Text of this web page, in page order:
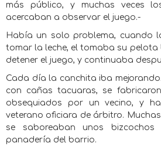
más público, y muchas veces
acercaban a observar el juego.-
Había un solo problema, cuando
tomar la leche, el tomaba su pelota
detener el juego, y continuaba
Cada día la canchita iba
con cañas tacuaras, se
obsequiados por un vecino, y
veterano oficiara de árbitro.
se saboreaban unos
panadería del barrio.